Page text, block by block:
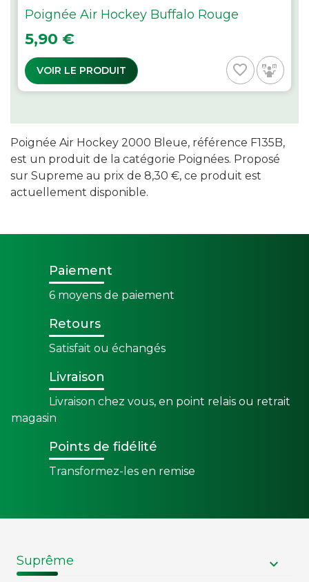
Poignée Air Hockey Buffalo Rouge
Prix
5,90 €
VOIR LE PRODUIT favorite_border
Poignée Air Hockey 2000 Bleue, référence F135B,
est un produit de la catégorie Poignées. Proposé
sur Supreme au prix de 8,30 €, ce produit est
actuellement disponible.
Paiement
6 moyens de paiement
Retours
Satisfait ou échangés
Livraison
Livraison chez vous, en point relais ou retrait
magasin
Points de fidélité
Transformez-les en remise
Suprême